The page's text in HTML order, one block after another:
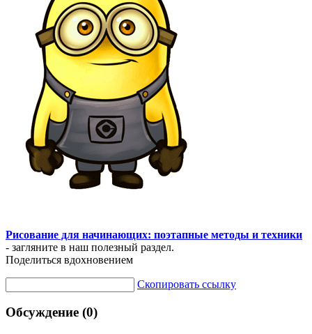
Рисование для начинающих: поэтапные методы и техники
- загляните в наш полезный раздел.
Поделиться вдохновением
Скопировать ссылку
Обсуждение (0)